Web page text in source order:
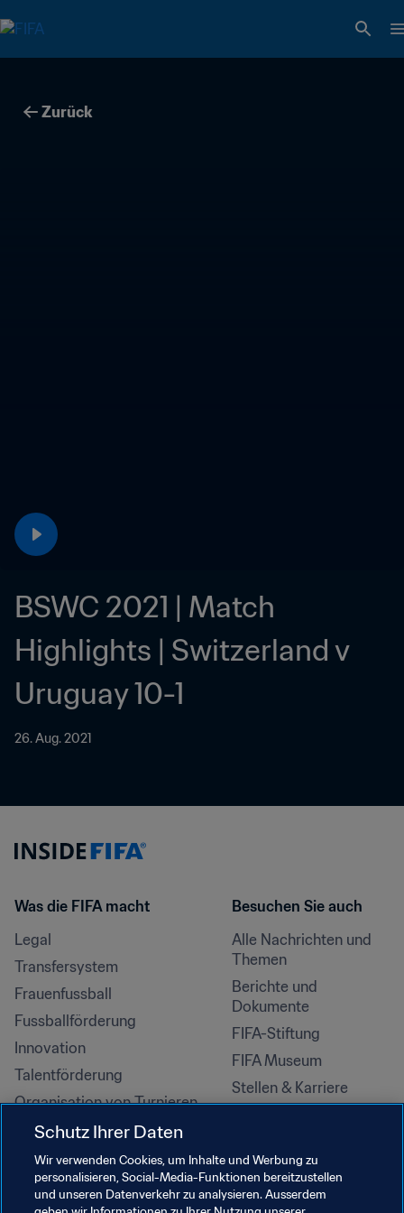
Zurück
BSWC 2021 | Match
Highlights | Switzerland v
Uruguay 10-1
26. Aug. 2021
Was die FIFA macht
Legal
Transfersystem
Frauenfussball
Fussballförderung
Innovation
Talentförderung
Organisation von Turnieren
Nachhaltigkeit
Menschenrechte und
Antidiskriminierung
Gesundheit und Medizin
Besuchen Sie auch
Alle Nachrichten und
Themen
Berichte und
Dokumente
FIFA-Stiftung
FIFA Museum
Stellen & Karriere
Schutz Ihrer Daten
Wir verwenden Cookies, um Inhalte und Werbung zu
personalisieren, Social-Media-Funktionen bereitzustellen
und unseren Datenverkehr zu analysieren. Ausserdem